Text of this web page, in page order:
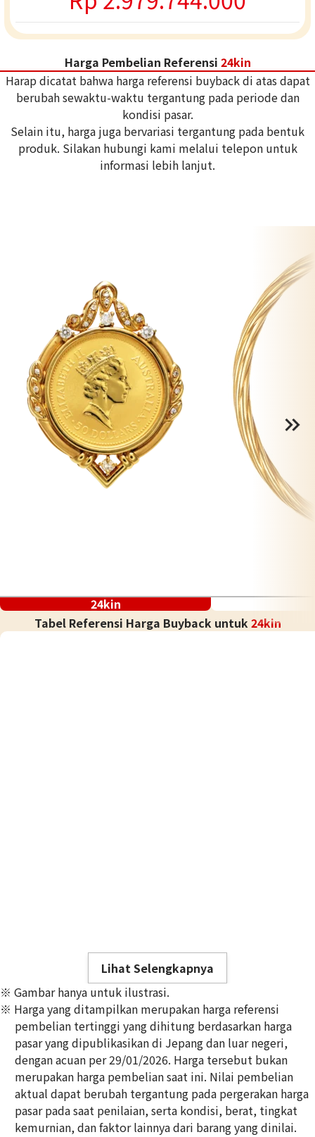
Harga Pembelian Referensi 24kin
Harap dicatat bahwa harga referensi buyback di atas dapat
berubah sewaktu-waktu tergantung pada periode dan
kondisi pasar.
Selain itu, harga juga bervariasi tergantung pada bentuk
produk. Silakan hubungi kami melalui telepon untuk
informasi lebih lanjut.
24kin
Tabel Referensi Harga Buyback untuk24kin
24K gold (K24) sake set
349,6g
Referensi Harga Buyback
Rp 1.033.384.738
Lihat Selengkapnya
※ Gambar hanya untuk ilustrasi.
※ Harga yang ditampilkan merupakan harga referensi
pembelian tertinggi yang dihitung berdasarkan harga
pasar yang dipublikasikan di Jepang dan luar negeri,
dengan acuan per 29/01/2026. Harga tersebut bukan
merupakan harga pembelian saat ini. Nilai pembelian
aktual dapat berubah tergantung pada pergerakan harga
pasar pada saat penilaian, serta kondisi, berat, tingkat
kemurnian, dan faktor lainnya dari barang yang dinilai.